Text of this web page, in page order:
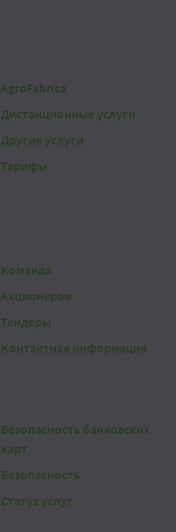
AgroFabrica
Дистанционные услуги
Другие услуги
Тарифы
Команда
Акционерам
Тендеры
Контактная информация
Безопасность банковских
карт
Безопасность
Статус услуг